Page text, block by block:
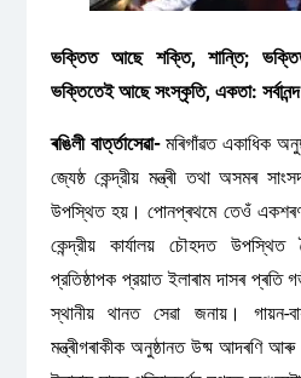
ভক্তিত আছে শক্তি, শান্তি;
ভক্তিতেই আছে সংস্কৃতি, একতা:
ৰঙিলী বাৰ্ত্তাসেৱা-মৰিগাঁৱত একাধিক
জ্যেষ্ঠ কেন্দ্রীয় মন্ত্ৰী তথা অসমৰ
উপস্থিত হয়। পোনপ্ৰথমে তেওঁ একশৰণ
কেন্দ্রীয় কার্যালয় চৌহদত
প্রতিষ্ঠাপক প্রয়াত ইলাৰাম দাসৰ প্ৰতি
স্থানীয় থানত সেৱা জনায়। গায়ন-
মন্ত্ৰীগৰাকীক অনুষ্ঠানত উষ্ম আদৰণি